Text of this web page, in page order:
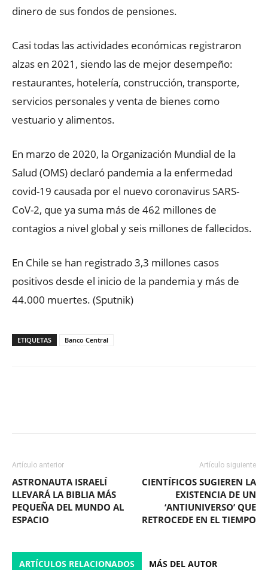
dinero de sus fondos de pensiones.
Casi todas las actividades económicas registraron
alzas en 2021, siendo las de mejor desempeño:
restaurantes, hotelería, construcción, transporte,
servicios personales y venta de bienes como
vestuario y alimentos.
En marzo de 2020, la Organización Mundial de la
Salud (OMS) declaró pandemia a la enfermedad
covid-19 causada por el nuevo coronavirus SARS-
CoV-2, que ya suma más de 462 millones de
contagios a nivel global y seis millones de fallecidos.
En Chile se han registrado 3,3 millones casos
positivos desde el inicio de la pandemia y más de
44.000 muertes. (Sputnik)
ETIQUETAS Banco Central
Artículo anterior
ASTRONAUTA ISRAELÍ
LLEVARÁ LA BIBLIA MÁS
PEQUEÑA DEL MUNDO AL
ESPACIO
Artículo siguiente
CIENTÍFICOS SUGIEREN LA
EXISTENCIA DE UN
‘ANTIUNIVERSO’ QUE
RETROCEDE EN EL TIEMPO
ARTÍCULOS RELACIONADOS MÁS DEL AUTOR